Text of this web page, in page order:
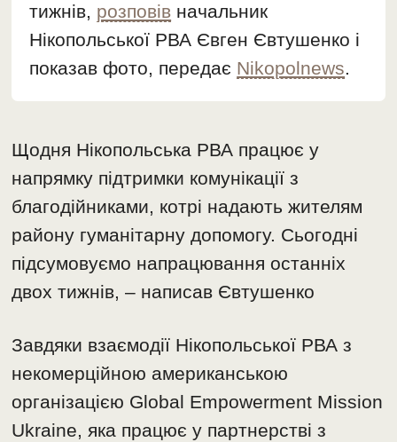
тижнів, розповів начальник
Нікопольської РВА Євген Євтушенко і
показав фото, передає Nikopolnews.
Щодня Нікопольська РВА працює у
напрямку підтримки комунікації з
благодійниками, котрі надають жителям
району гуманітарну допомогу. Сьогодні
підсумовуємо напрацювання останніх
двох тижнів, – написав Євтушенко
Завдяки взаємодії Нікопольської РВА з
некомерційною американською
організацією Global Empowerment Mission
Ukraine, яка працює у партнерстві з